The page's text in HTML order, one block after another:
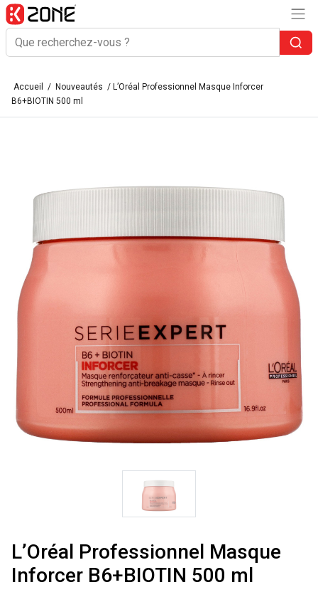
Accueil / Nouveautés / L’Oréal Professionnel Masque Inforcer
B6+BIOTIN 500 ml
L’Oréal Professionnel Masque
Inforcer B6+BIOTIN 500 ml